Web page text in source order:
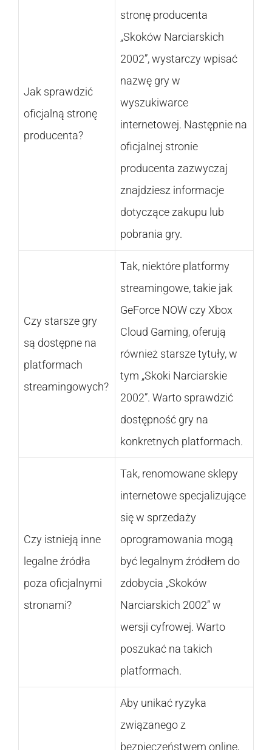
Jak sprawdzić
oficjalną stronę
producenta?
stronę producenta
„Skoków Narciarskich
2002”, wystarczy wpisać
nazwę gry w
wyszukiwarce
internetowej. Następnie na
oficjalnej stronie
producenta zazwyczaj
znajdziesz informacje
dotyczące zakupu lub
pobrania gry.
Czy starsze gry
są dostępne na
platformach
streamingowych?
Tak, niektóre platformy
streamingowe, takie jak
GeForce NOW czy Xbox
Cloud Gaming, oferują
również starsze tytuły, w
tym „Skoki Narciarskie
2002”. Warto sprawdzić
dostępność gry na
konkretnych platformach.
Czy istnieją inne
legalne źródła
poza oficjalnymi
stronami?
Tak, renomowane sklepy
internetowe specjalizujące
się w sprzedaży
oprogramowania mogą
być legalnym źródłem do
zdobycia „Skoków
Narciarskich 2002” w
wersji cyfrowej. Warto
poszukać na takich
platformach.
Aby unikać ryzyka
związanego z
bezpieczeństwem online,